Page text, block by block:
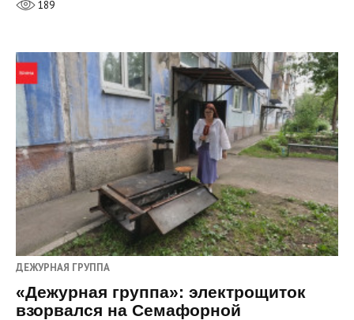
189
ДЕЖУРНАЯ ГРУППА
«Дежурная группа»: электрощиток
взорвался на Семафорной